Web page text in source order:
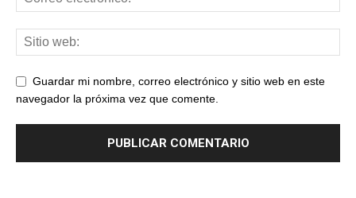
Guardar mi nombre, correo electrónico y sitio web en este
navegador la próxima vez que comente.